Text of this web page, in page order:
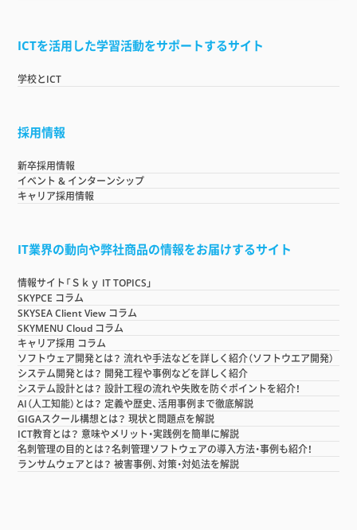
ICTを活用した学習活動をサポートするサイト
学校とICT
採用情報
新卒採用情報
イベント & インターンシップ
キャリア採用情報
IT業界の動向や弊社商品の情報をお届けするサイト
情報サイト「Ｓｋｙ IT TOPICS」
SKYPCE コラム
SKYSEA Client View コラム
SKYMENU Cloud コラム
キャリア採用 コラム
ソフトウェア開発とは？ 流れや手法などを詳しく紹介（ソフトウエア開発）
システム開発とは？ 開発工程や事例などを詳しく紹介
システム設計とは？ 設計工程の流れや失敗を防ぐポイントを紹介！
AI（人工知能）とは？ 定義や歴史、活用事例まで徹底解説
GIGAスクール構想とは？ 現状と問題点を解説
ICT教育とは？ 意味やメリット・実践例を簡単に解説
名刺管理の目的とは？名刺管理ソフトウェアの導入方法・事例も紹介！
ランサムウェアとは？ 被害事例、対策・対処法を解説